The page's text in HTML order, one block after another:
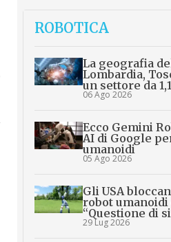
ROBOTICA
La geografia
Lombardia,
un settore da
06 Ago 2026
Ecco Gemini
AI di Google
umanoidi
05 Ago 2026
Gli USA
robot
“Questione di
29 Lug 2026